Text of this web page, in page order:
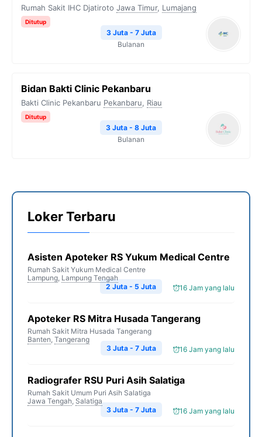
Rumah Sakit IHC Djatiroto Jawa Timur, Lumajang
Ditutup
3 Juta - 7 Juta
Bulanan
Bidan Bakti Clinic Pekanbaru
Bakti Clinic Pekanbaru Pekanbaru, Riau
Ditutup
3 Juta - 8 Juta
Bulanan
Loker Terbaru
Asisten Apoteker RS Yukum Medical Centre
Rumah Sakit Yukum Medical Centre
Lampung, Lampung Tengah
16 Jam yang lalu
2 Juta - 5 Juta
Apoteker RS Mitra Husada Tangerang
Rumah Sakit Mitra Husada Tangerang
Banten, Tangerang
16 Jam yang lalu
3 Juta - 7 Juta
Radiografer RSU Puri Asih Salatiga
Rumah Sakit Umum Puri Asih Salatiga
Jawa Tengah, Salatiga
16 Jam yang lalu
3 Juta - 7 Juta